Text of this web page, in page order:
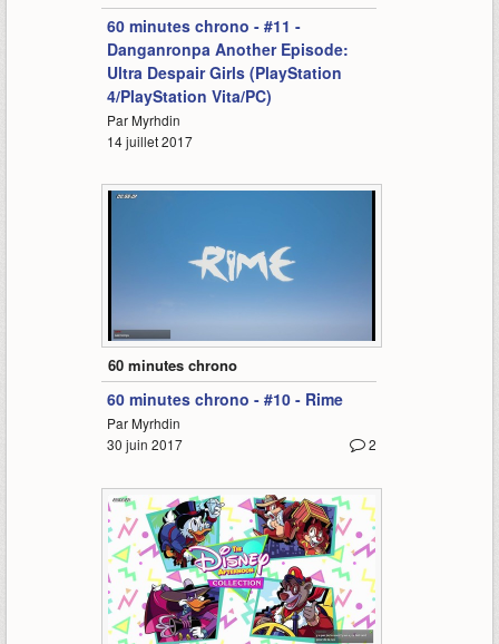
60 minutes chrono - #11 -
Danganronpa Another Episode:
Ultra Despair Girls (PlayStation
4/PlayStation Vita/PC)
Par Myrhdin
14 juillet 2017
60 minutes chrono
60 minutes chrono - #10 - Rime
Par Myrhdin
2
30 juin 2017
66:58